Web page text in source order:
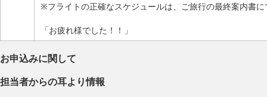
※フライトの正確なスケジュールは、ご旅行の最終案内書
「お疲れ様でした！！」
お申込みに関して
担当者からの耳より情報